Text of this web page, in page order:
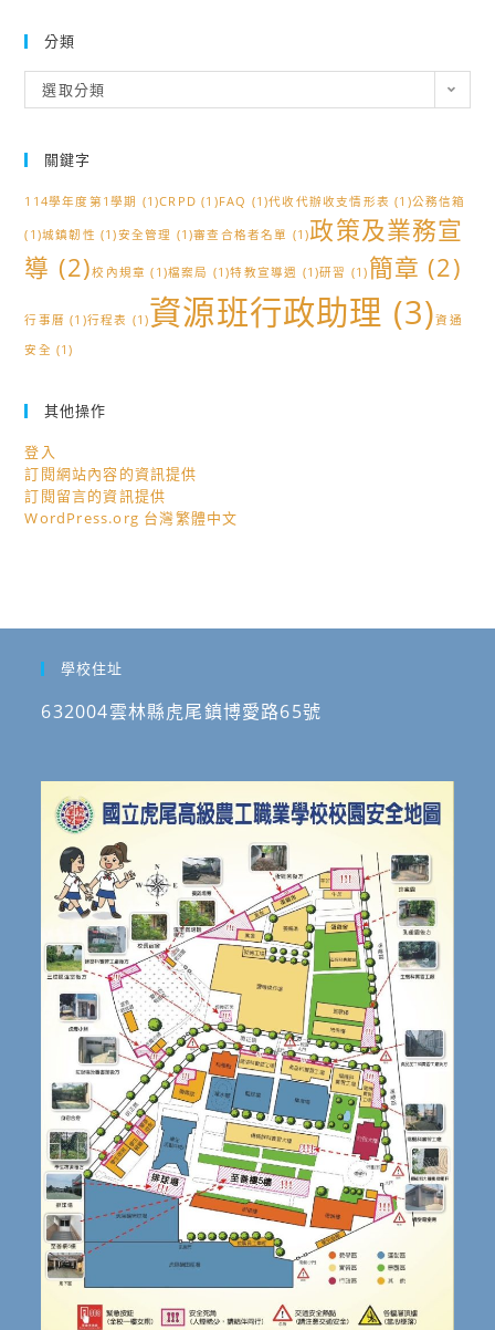
分類
類
選取分類
關鍵字
114學年度第1學期 (1)CRPD (1)FAQ (1)代收代辦收支情形表 (1)公務信箱
(1)城鎮韌性 (1)安全管理 (1)審查合格者名單 (1)政策及業務宣
導 (2)校內規章 (1)檔案局 (1)特教宣導週 (1)研習 (1) 簡章 (2)
行事曆 (1)行程表 (1)資源班行政助理 (3)資通
安全 (1)
其他操作
登入
訂閱網站內容的資訊提供
訂閱留言的資訊提供
WordPress.org 台灣繁體中文
學校住址
632004雲林縣虎尾鎮博愛路65號